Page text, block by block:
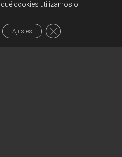
WordPress | Tema: Head Blog
cookies utilizamos o
Ajustes Cerrar el banner de